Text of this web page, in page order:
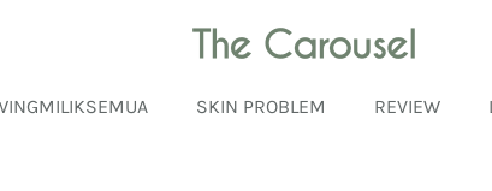
SKIN PROBLEM REVIEW